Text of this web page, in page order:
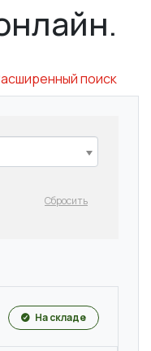
поиск
Сбросить
На складе